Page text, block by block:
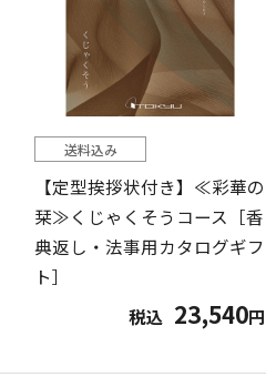
送料込み
【定型挨拶状付き】≪彩華の
栞≫くじゃくそうコース［香
典返し・法事用カタログギフ
ト］
税込 23,540円